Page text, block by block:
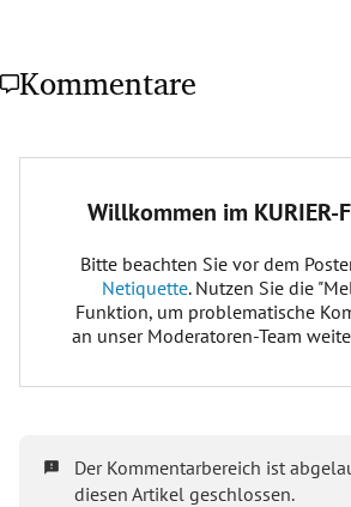
Kommentare